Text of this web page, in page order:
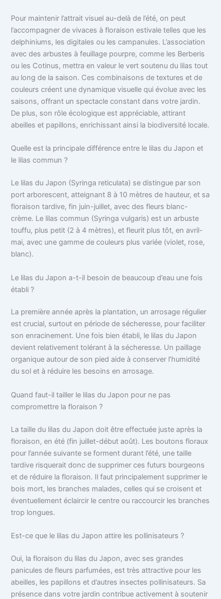
Pour maintenir l’attrait visuel au-delà de l’été, on peut
l’accompagner de vivaces à floraison estivale telles que les
delphiniums, les digitales ou les campanules. L’association
avec des arbustes à feuillage pourpre, comme les Berberis
ou les Cotinus, mettra en valeur le vert soutenu du lilas tout
au long de la saison. Ces combinaisons de textures et de
couleurs créent une dynamique visuelle qui évolue avec les
saisons, offrant un spectacle constant dans votre jardin.
De plus, son rôle écologique est appréciable, attirant
abeilles et papillons, enrichissant ainsi la biodiversité locale.
Quelle est la principale différence entre le lilas du Japon et
le lilas commun ?
Le lilas du Japon (Syringa reticulata) se distingue par son
port arborescent, atteignant 8 à 10 mètres de hauteur, et sa
floraison tardive, fin juin-juillet, avec des fleurs blanc-
crème. Le lilas commun (Syringa vulgaris) est un arbuste
touffu, plus petit (2 à 4 mètres), et fleurit plus tôt, en avril-
mai, avec une gamme de couleurs plus variée (violet, rose,
blanc).
Le lilas du Japon a-t-il besoin de beaucoup d’eau une fois
établi ?
La première année après la plantation, un arrosage régulier
est crucial, surtout en période de sécheresse, pour faciliter
son enracinement. Une fois bien établi, le lilas du Japon
devient relativement tolérant à la sécheresse. Un paillage
organique autour de son pied aide à conserver l’humidité
du sol et à réduire les besoins en arrosage.
Quand faut-il tailler le lilas du Japon pour ne pas
compromettre la floraison ?
La taille du lilas du Japon doit être effectuée juste après la
floraison, en été (fin juillet-début août). Les boutons floraux
pour l’année suivante se forment durant l’été, une taille
tardive risquerait donc de supprimer ces futurs bourgeons
et de réduire la floraison. Il faut principalement supprimer le
bois mort, les branches malades, celles qui se croisent et
éventuellement éclaircir le centre ou raccourcir les branches
trop longues.
Est-ce que le lilas du Japon attire les pollinisateurs ?
Oui, la floraison du lilas du Japon, avec ses grandes
panicules de fleurs parfumées, est très attractive pour les
abeilles, les papillons et d’autres insectes pollinisateurs. Sa
présence dans votre jardin contribue activement à soutenir